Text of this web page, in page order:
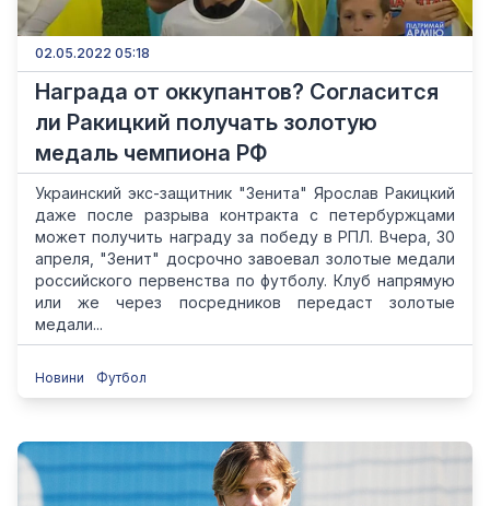
02.05.2022 05:18
Награда от оккупантов? Согласится
ли Ракицкий получать золотую
медаль чемпиона РФ
Украинский экс-защитник "Зенита" Ярослав Ракицкий
даже после разрыва контракта с петербуржцами
может получить награду за победу в РПЛ. Вчера, 30
апреля, "Зенит" досрочно завоевал золотые медали
российского первенства по футболу. Клуб напрямую
или же через посредников передаст золотые
медали...
Новини Футбол